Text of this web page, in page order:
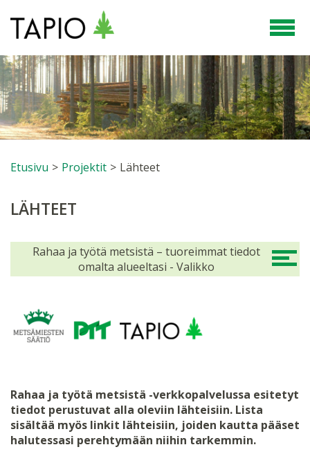
Etusivu > Projektit > Lähteet
LÄHTEET
Rahaa ja työtä metsistä -verkkopalvelussa esitetyt
tiedot perustuvat alla oleviin lähteisiin. Lista
sisältää myös linkit lähteisiin, joiden kautta pääset
halutessasi perehtymään niihin tarkemmin.
Rahaa ja työtä metsistä – tuoreimmat tiedot
omalta alueeltasi - Valikko